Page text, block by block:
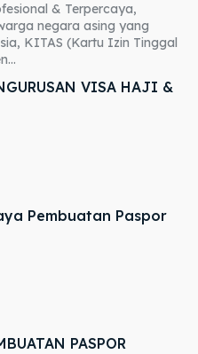
& Terpercaya,
negara asing yang
KITAS (Kartu Izin Tinggal
VISA HAJI &
Pembuatan Paspor
PASPOR